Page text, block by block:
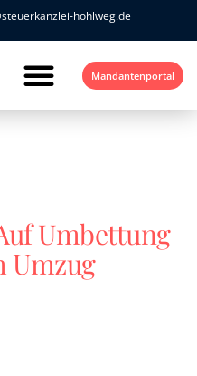
hohlweg.de
Mandantenportal
Umbettung
Umzug